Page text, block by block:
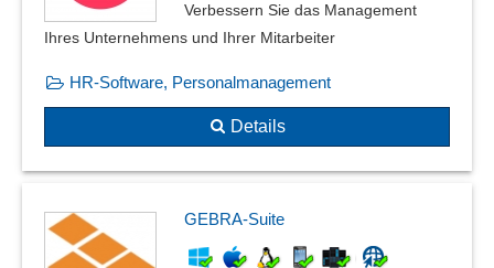
Verbessern Sie das Management
Ihres Unternehmens und Ihrer Mitarbeiter
HR-Software, Personalmanagement
Details
GEBRA-Suite